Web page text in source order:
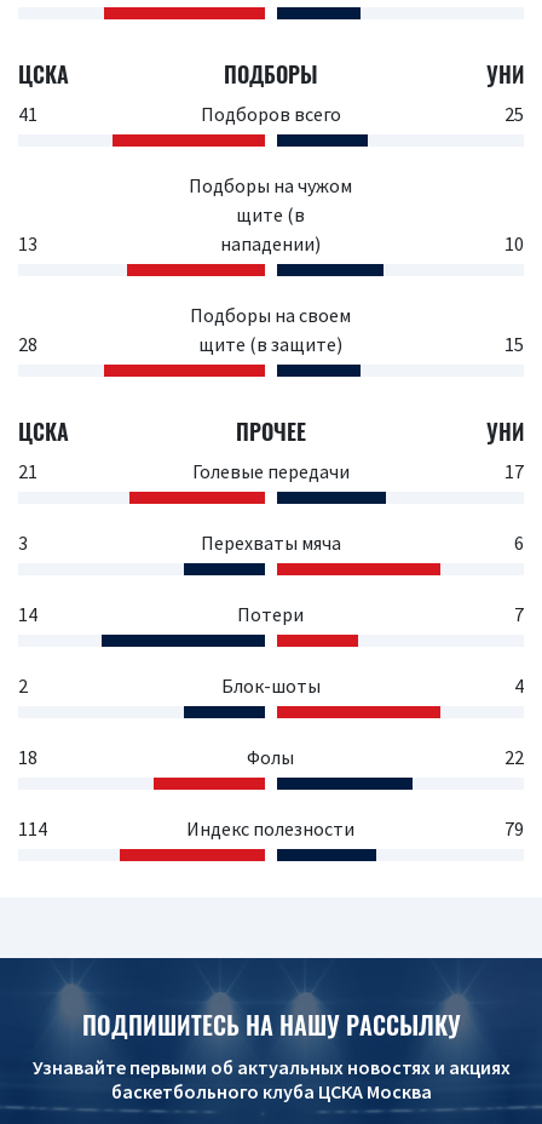
ЦСКА ПОДБОРЫ УНИ
41 Подборов всего 25
13
Подборы на чужом
щите (в
нападении)
10
28
Подборы на своем
щите (в защите)
15
ЦСКА ПРОЧЕЕ УНИ
21 Голевые передачи 17
3 Перехваты мяча 6
14 Потери 7
2 Блок-шоты 4
18 Фолы 22
114 Индекс полезности 79
ПОДПИШИТЕСЬ НА НАШУ РАССЫЛКУ
Узнавайте первыми об актуальных новостях и акциях
баскетбольного клуба ЦСКА Москва